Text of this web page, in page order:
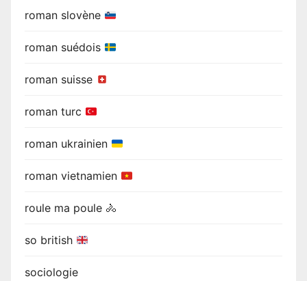
roman slovène
roman suédois
roman suisse
roman turc
roman ukrainien
roman vietnamien
roule ma poule 🚴
so british
sociologie